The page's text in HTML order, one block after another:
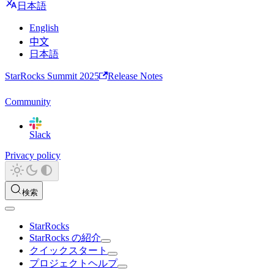
日本語
English
中文
日本語
StarRocks Summit 2025 Release Notes
Community
Slack
Privacy policy
検索
StarRocks
StarRocks の紹介
クイックスタート
プロジェクトヘルプ